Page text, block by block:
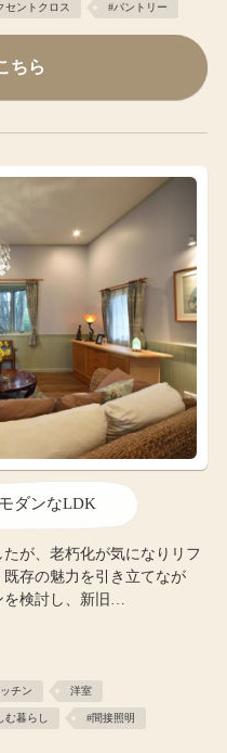
セントクロス #パントリー
ちら
ダンなLDK
が、老朽化が気になりリフ
存の魅力を引き立てなが
を検討し、新旧…
チン 洋室
む暮らし #間接照明